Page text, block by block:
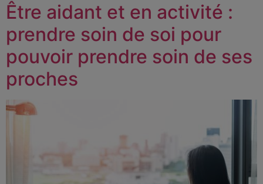
Être aidant et en activité :
prendre soin de soi pour
pouvoir prendre soin de ses
proches